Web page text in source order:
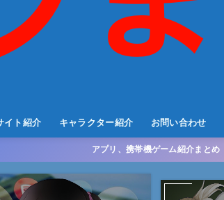
イト紹介 キャラクター紹介 お問い合わせ
アプリ、携帯機ゲーム紹介まとめ